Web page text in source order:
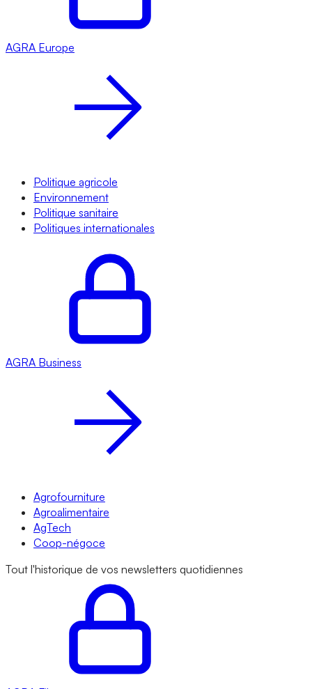
AGRA Europe
Politique agricole
Environnement
Politique sanitaire
Politiques internationales
AGRA Business
Agrofourniture
Agroalimentaire
AgTech
Coop-négoce
Tout l'historique de vos newsletters quotidiennes